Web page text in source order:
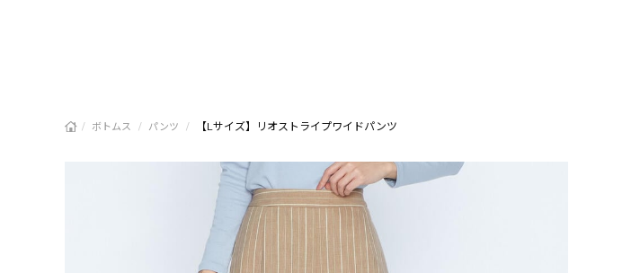
/ ボトムス / パンツ / 【Lサイズ】リオストライプワイドパンツ